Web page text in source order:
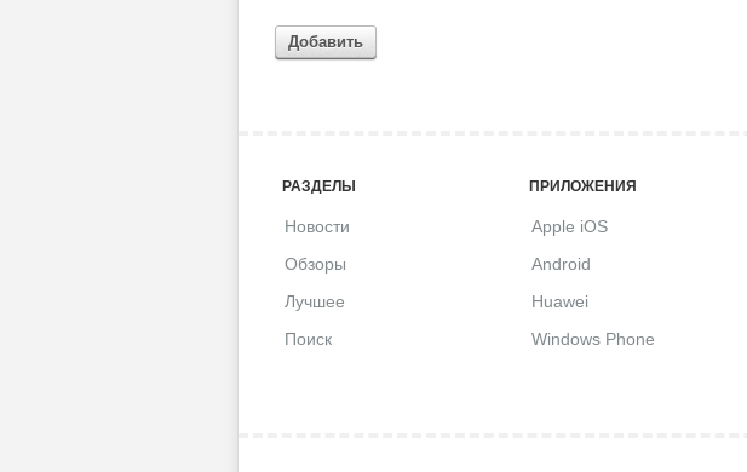
Добавить
РАЗДЕЛЫ
Новости
Обзоры
Лучшее
Поиск
ПРИЛОЖЕНИЯ
Apple iOS
Android
Huawei
Windows Phone